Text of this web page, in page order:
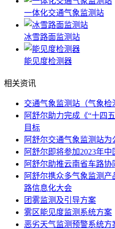
一体化交通气象监测站
冰雪路面监测站
能见度检测器
相关资讯
交通气象监测站（气象
阿舒尔助力完成《“十四
目标
阿舒尔交通气象监测站
阿舒尔即将参加2023年
阿舒尔助推云南省车路
阿舒尔携众多气象监测
路信息化大会
团雾监测及引导方案
雾区能见度监测系统方案
恶劣天气监测预警系统方